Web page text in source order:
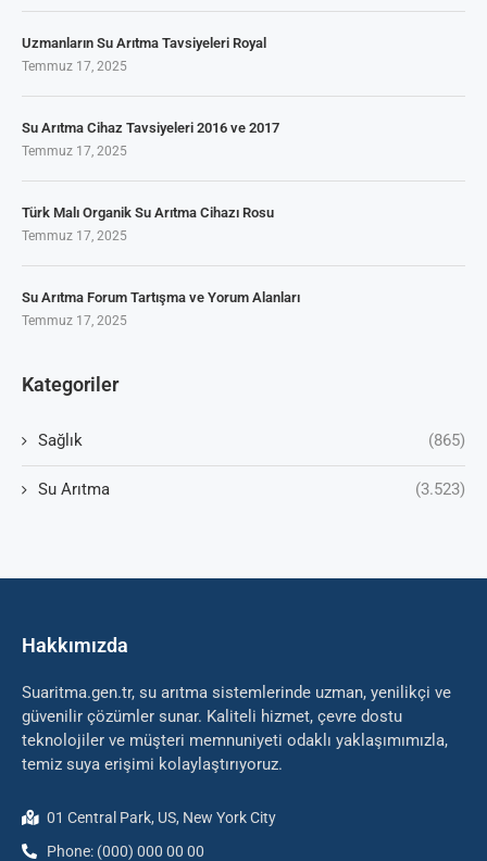
Uzmanların Su Arıtma Tavsiyeleri Royal
Temmuz 17, 2025
Su Arıtma Cihaz Tavsiyeleri 2016 ve 2017
Temmuz 17, 2025
Türk Malı Organik Su Arıtma Cihazı Rosu
Temmuz 17, 2025
Su Arıtma Forum Tartışma ve Yorum Alanları
Temmuz 17, 2025
Kategoriler
Sağlık (865)
Su Arıtma (3.523)
Hakkımızda
Suaritma.gen.tr, su arıtma sistemlerinde uzman, yenilikçi ve
güvenilir çözümler sunar. Kaliteli hizmet, çevre dostu
teknolojiler ve müşteri memnuniyeti odaklı yaklaşımımızla,
temiz suya erişimi kolaylaştırıyoruz.
01 Central Park, US, New York City
Phone: (000) 000 00 00